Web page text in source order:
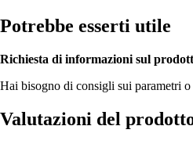
Potrebbe esserti utile
Richiesta di informazioni sul
Hai bisogno di consigli sui parametri o
Valutazioni del